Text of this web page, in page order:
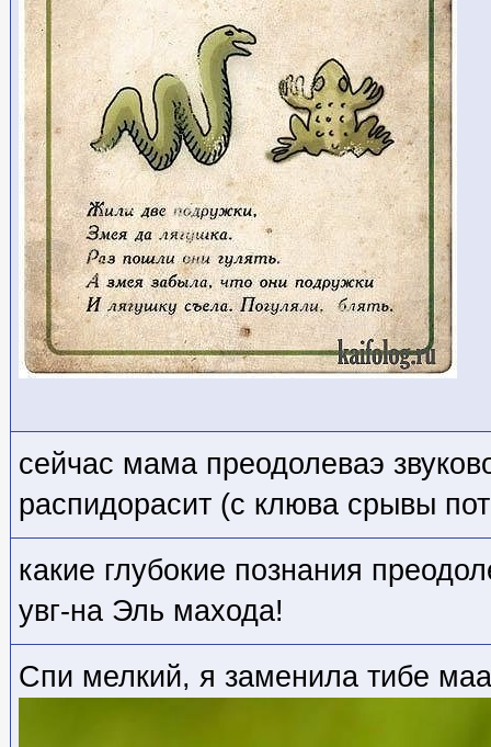
сейчас мама преодолеваэ
распидорасит (с клюва срывы
какие глубокие познания
увг-на Эль махода!
Спи мелкий, я заменила тибе